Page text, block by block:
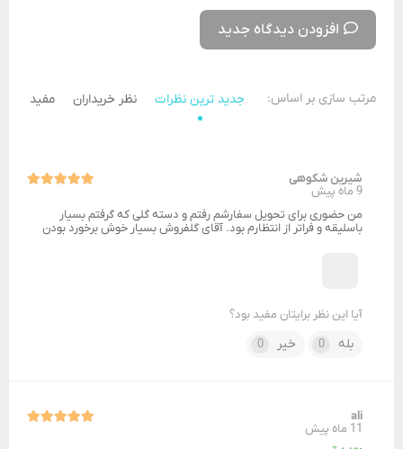
افزودن دیدگاه جدید
مرتب سازی بر اساس: جدید ترین نظرات نظر خریداران مفید
شیرین شکوهی
9 ماه پیش
من حضوری برای تحویل سفارشم رفتم و دسته گلی که گرفتم بسیار
باسلیقه و فراتر از انتظارم بود. آقای گلفروش بسیار خوش برخورد بودن
آیا این نظر برایتان مفید بود؟
بله 0 خیر 0
ali
11 ماه پیش